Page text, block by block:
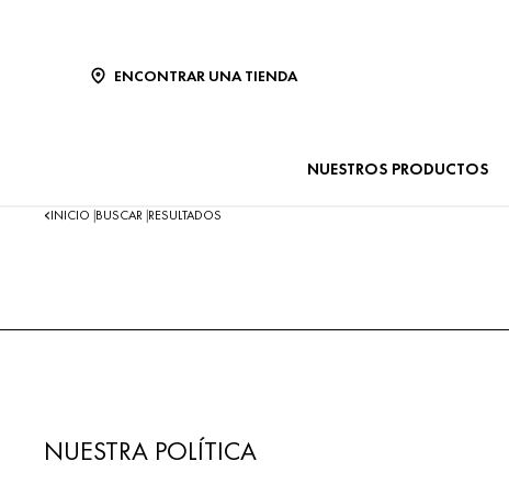
ENCONTRAR UNA TIENDA
NUESTROS PRODUCTOS
INICIO BUSCAR RESULTADOS
NUESTRA POLÍTICA